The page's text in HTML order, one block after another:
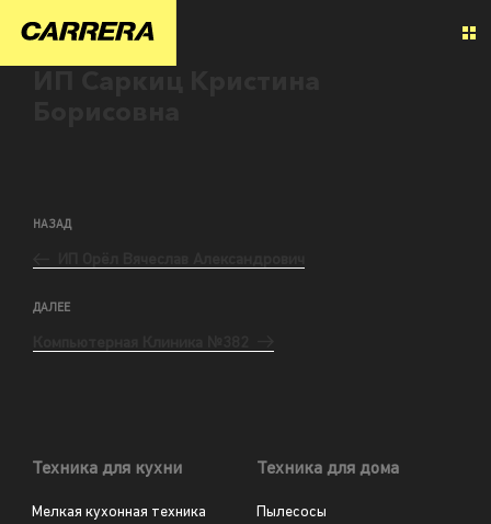
НАЗАД
ДАЛЕЕ
Техника для кухни
Мелкая кухонная техника
Техника для дома
Пылесосы